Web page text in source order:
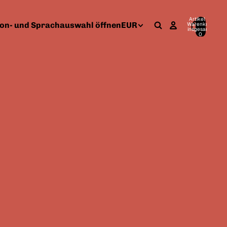
und Sprachauswahl öffnenEUR
Artikel im
Warenkorb
insgesamt:
0